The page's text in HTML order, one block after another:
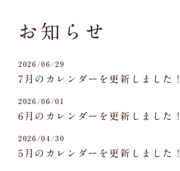
お知らせ
2026/06/29
7月のカレンダーを更新しました！
2026/06/01
6月のカレンダーを更新しました！
2026/04/30
5月のカレンダーを更新しました！